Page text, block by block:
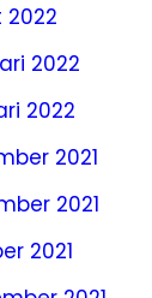
2022
2022
2022
2021
2021
2021